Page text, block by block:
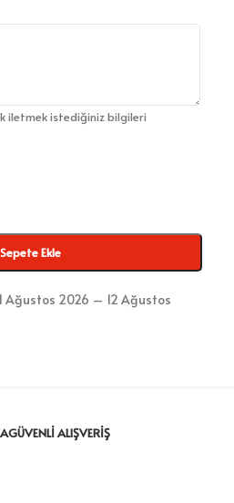
iletmek istediğiniz bilgileri
Sepete Ekle
Ağustos 2026 – 12 Ağustos
GÜVENLI ALIŞVERIŞ